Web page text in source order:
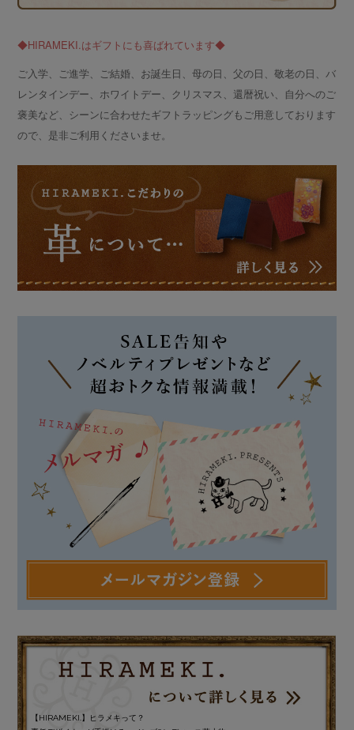
◆HIRAMEKI.はギフトにも喜ばれています◆
ご入学、ご進学、ご結婚、お誕生日、母の日、父の日、敬老の日、バ
レンタインデー、ホワイトデー、クリスマス、還暦祝い、自分へのご
褒美など、シーンに合わせたギフトラッピングもご用意しております
ので、是非ご利用くださいませ。
【HIRAMEKI.】ヒラメキって？